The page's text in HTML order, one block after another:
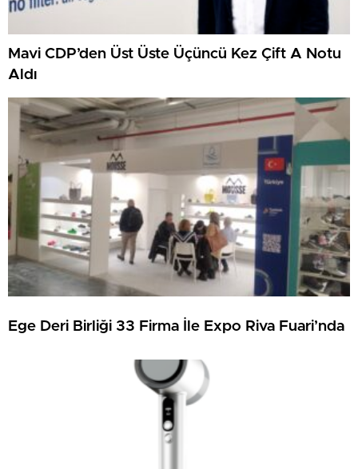
Mavi CDP’den Üst Üste Üçüncü Kez Çift A Notu
Aldı
Ege Deri Birliği 33 Firma İle Expo Riva Fuari’nda